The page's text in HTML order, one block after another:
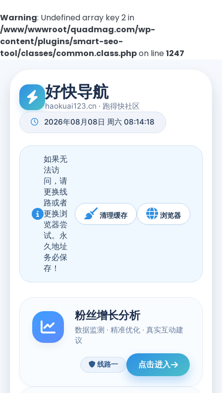
Warning: Undefined array key 2 in
/www/wwwroot/quadmag.com/wp-
content/plugins/smart-seo-
tool/classes/common.class.phpon line1247